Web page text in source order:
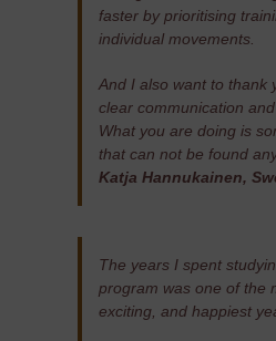
faster by prioritising
individual movements.
And I also want to thank
clear communication
What you are doing is
that can not be found
Katja Hannukainen,
The years I spent
program was one of the
exciting, and happiest